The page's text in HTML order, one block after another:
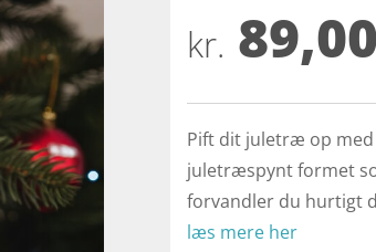
baseret
på
kundebed
kr. 89,00
Pift dit juletræ op med
juletræspynt formet
forvandler du hurtigt
læs mere her